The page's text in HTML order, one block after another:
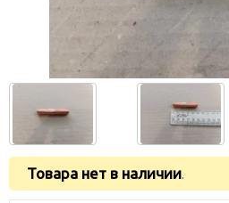
Товара нет в наличии.